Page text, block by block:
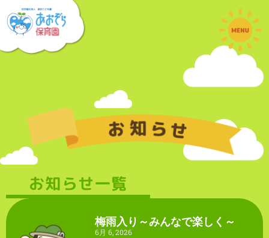
お知らせ一覧
梅雨入り～みんなで楽しく～
6月 6, 2026